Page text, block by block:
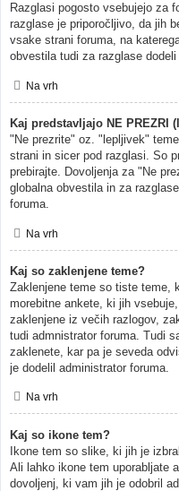
Razglasi pogosto vsebujejo za
razglase je priporočljivo, da jih
vsake strani foruma, na
obvestila tudi za razglase
Na vrh
Kaj predstavljajo NE PREZRI
"Ne prezrite" oz. "lepljivek"
strani in sicer pod razglasi. So
prebirajte. Dovoljenja za "Ne
globalna obvestila in za
foruma.
Na vrh
Kaj so zaklenjene teme?
Zaklenjene teme so tiste teme,
morebitne ankete, ki jih
zaklenjene iz večih razlogov,
tudi admnistrator foruma. Tudi
zaklenete, kar pa je seveda
je dodelil administrator foruma.
Na vrh
Kaj so ikone tem?
Ikone tem so slike, ki jih je
Ali lahko ikone tem uporabljate
dovoljenj, ki vam jih je odobril